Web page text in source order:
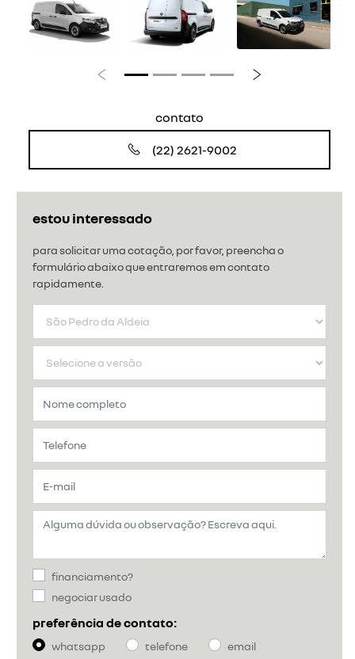
estou interessado
para solicitar uma cotação, por favor, preencha o
formulário abaixo que entraremos em contato
rapidamente.
financiamento?
negociar usado
preferência de contato:
whatsapp telefone email
Anterior Próximo
contato
(22) 2621-9002